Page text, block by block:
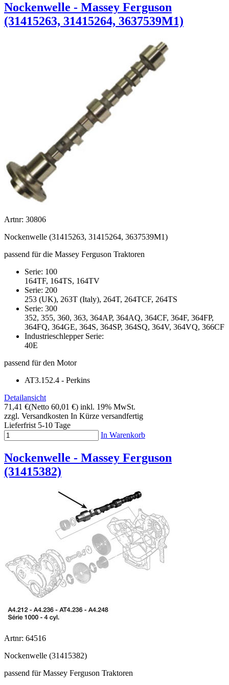
Nockenwelle - Massey Ferguson
(31415263, 31415264, 3637539M1)
Artnr: 30806
Nockenwelle (31415263, 31415264, 3637539M1)
passend für die Massey Ferguson Traktoren
Serie: 100
164TF, 164TS, 164TV
Serie: 200
253 (UK), 263T (Italy), 264T, 264TCF, 264TS
Serie: 300
352, 355, 360, 363, 364AP, 364AQ, 364CF, 364F, 364FP,
364FQ, 364GE, 364S, 364SP, 364SQ, 364V, 364VQ, 366CF
Industrieschlepper Serie:
40E
passend für den Motor
AT3.152.4 - Perkins
Detailansicht
71,41 €(Netto 60,01 €) inkl. 19% MwSt.
zzgl. Versandkosten In Kürze versandfertig
Lieferfrist 5-10 Tage
In Warenkorb
Nockenwelle - Massey Ferguson
(31415382)
Artnr: 64516
Nockenwelle (31415382)
passend für Massey Ferguson Traktoren